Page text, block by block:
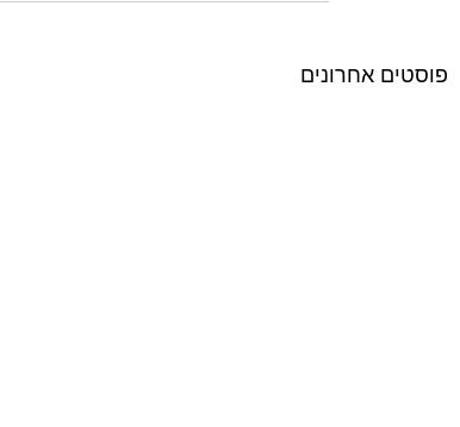
פוסטים אחרונים